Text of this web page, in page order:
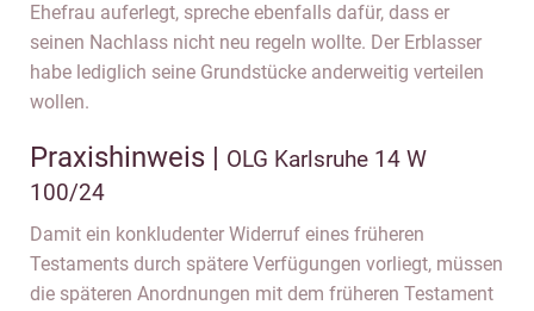
Ehefrau auferlegt, spreche ebenfalls dafür, dass er
seinen Nachlass nicht neu regeln wollte. Der Erblasser
habe lediglich seine Grundstücke anderweitig verteilen
wollen.
Praxishinweis | OLG Karlsruhe 14 W
100/24
Damit ein konkludenter Widerruf eines früheren
Testaments durch spätere Verfügungen vorliegt, müssen
die späteren Anordnungen mit dem früheren Testament